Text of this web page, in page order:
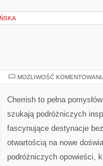
MOŻLIWOŚĆ
Cherrish to pełna
szukają podróżniczych
fascynujące destynacje
otwartością na nowe
podróżniczych opowieści,